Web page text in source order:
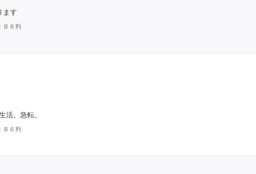
ます
Ｂ６判
活、急転。
Ｂ６判